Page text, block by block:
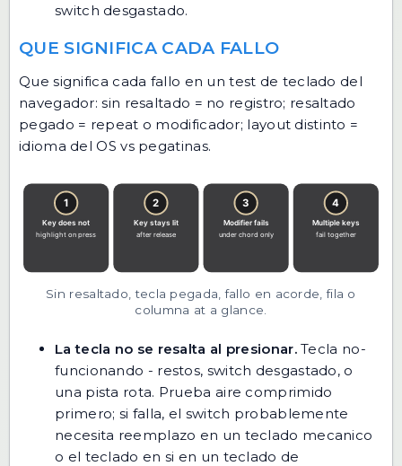
switch desgastado.
QUE SIGNIFICA CADA FALLO
Que significa cada fallo en un test de teclado del
navegador: sin resaltado = no registro; resaltado
pegado = repeat o modificador; layout distinto =
idioma del OS vs pegatinas.
Sin resaltado, tecla pegada, fallo en acorde, fila o
columna at a glance.
La tecla no se resalta al presionar.Tecla no-
funcionando - restos, switch desgastado, o
una pista rota. Prueba aire comprimido
primero; si falla, el switch probablemente
necesita reemplazo en un teclado mecanico
o el teclado en si en un teclado de